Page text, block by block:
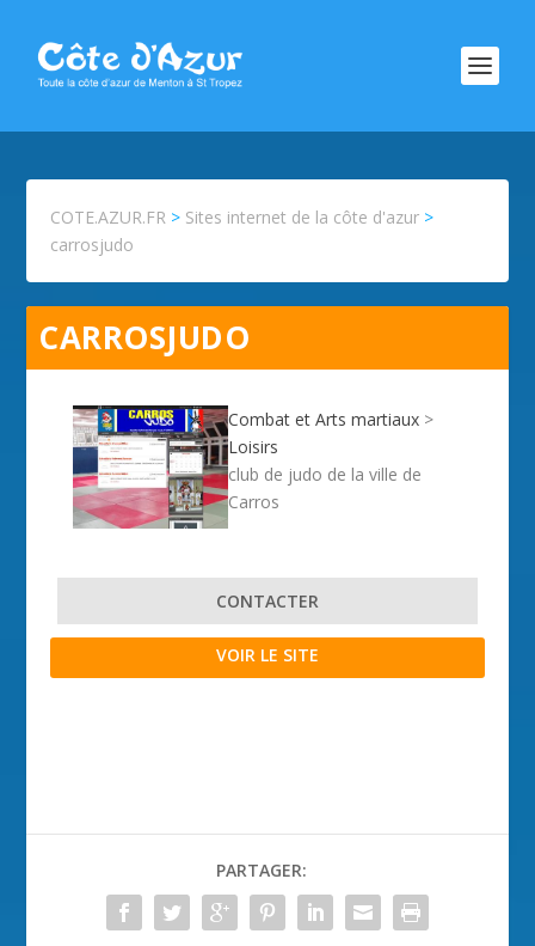
COTE.AZUR.FR > Sites internet de la côte d'azur >
carrosjudo
CARROSJUDO
Combat et Arts martiaux >
Loisirs
club de judo de la ville de
Carros
CONTACTER
VOIR LE SITE
PARTAGER: